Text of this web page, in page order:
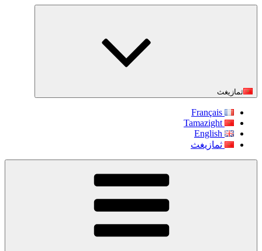
التجاوز
ثمازيغث
Français
Tamazight
English
ثمازيغث